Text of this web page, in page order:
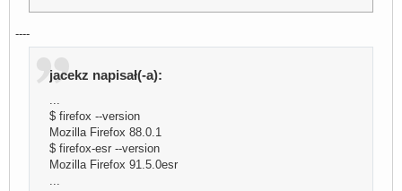
----
jacekz napisał(-a):
...
$ firefox --version
Mozilla Firefox 88.0.1
$ firefox-esr --version
Mozilla Firefox 91.5.0esr
...